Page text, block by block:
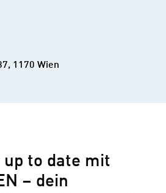
1170 Wien
to date mit
– dein